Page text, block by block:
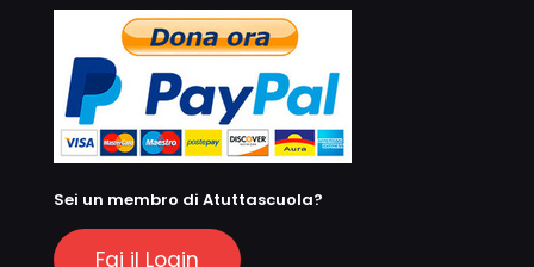
Sei un membro di Atuttascuola?
Fai il Login